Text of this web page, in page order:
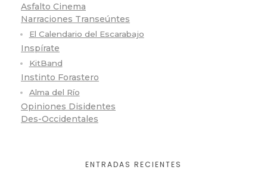
Asfalto Cinema
Narraciones Transeúntes
El Calendario del Escarabajo
Inspírate
KitBand
Instinto Forastero
Alma del Río
Opiniones Disidentes
Des-Occidentales
ENTRADAS RECIENTES